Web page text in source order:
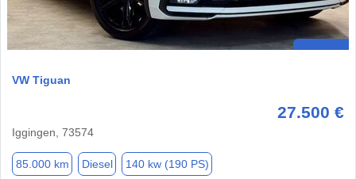
VW Tiguan
27.500 €
Iggingen, 73574
85.000 km Diesel 140 kw (190 PS)